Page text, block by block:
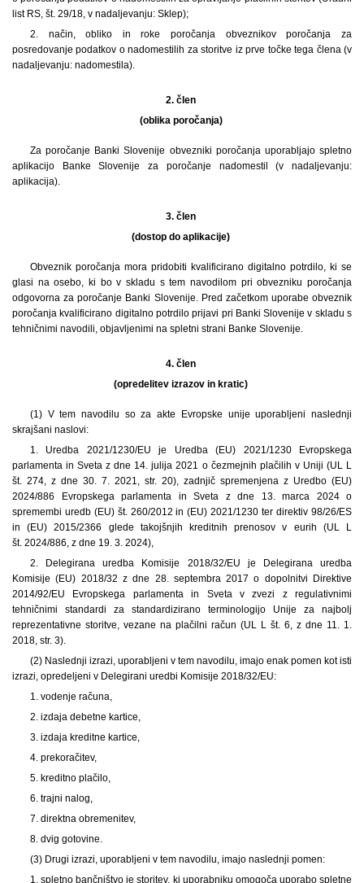
list RS, št. 29/18, v nadaljevanju: Sklep);
2. način, obliko in roke poročanja obveznikov poročanja za
posredovanje podatkov o nadomestilih za storitve iz prve točke tega člena (v
nadaljevanju: nadomestila).
2. člen
(oblika poročanja)
Za poročanje Banki Slovenije obvezniki poročanja uporabljajo spletno
aplikacijo Banke Slovenije za poročanje nadomestil (v nadaljevanju:
aplikacija).
3. člen
(dostop do aplikacije)
Obveznik poročanja mora pridobiti kvalificirano digitalno potrdilo, ki se
glasi na osebo, ki bo v skladu s tem navodilom pri obvezniku poročanja
odgovorna za poročanje Banki Slovenije. Pred začetkom uporabe obveznik
poročanja kvalificirano digitalno potrdilo prijavi pri Banki Slovenije v skladu s
tehničnimi navodili, objavljenimi na spletni strani Banke Slovenije.
4. člen
(opredelitev izrazov in kratic)
(1) V tem navodilu so za akte Evropske unije uporabljeni naslednji
skrajšani naslovi:
1. Uredba 2021/1230/EU je Uredba (EU) 2021/1230 Evropskega
parlamenta in Sveta z dne 14. julija 2021 o čezmejnih plačilih v Uniji (UL L
št. 274, z dne 30. 7. 2021, str. 20), zadnjič spremenjena z Uredbo (EU)
2024/886 Evropskega parlamenta in Sveta z dne 13. marca 2024 o
spremembi uredb (EU) št. 260/2012 in (EU) 2021/1230 ter direktiv 98/26/ES
in (EU) 2015/2366 glede takojšnjih kreditnih prenosov v eurih (UL L
št. 2024/886, z dne 19. 3. 2024),
2. Delegirana uredba Komisije 2018/32/EU je Delegirana uredba
Komisije (EU) 2018/32 z dne 28. septembra 2017 o dopolnitvi Direktive
2014/92/EU Evropskega parlamenta in Sveta v zvezi z regulativnimi
tehničnimi standardi za standardizirano terminologijo Unije za najbolj
reprezentativne storitve, vezane na plačilni račun (UL L št. 6, z dne 11. 1.
2018, str. 3).
(2) Naslednji izrazi, uporabljeni v tem navodilu, imajo enak pomen kot isti
izrazi, opredeljeni v Delegirani uredbi Komisije 2018/32/EU:
1. vodenje računa,
2. izdaja debetne kartice,
3. izdaja kreditne kartice,
4. prekoračitev,
5. kreditno plačilo,
6. trajni nalog,
7. direktna obremenitev,
8. dvig gotovine.
(3) Drugi izrazi, uporabljeni v tem navodilu, imajo naslednji pomen:
1. spletno bančništvo je storitev, ki uporabniku omogoča uporabo spletne